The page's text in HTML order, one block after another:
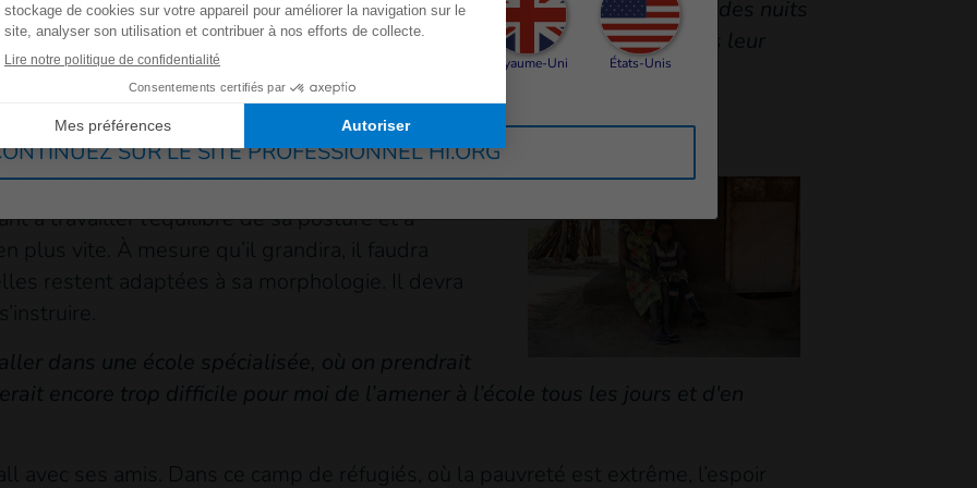
voisins. Cela me rend si heureuse ! À l’époque, je passais des jours et des nuits
mais aujourd’hui, je sais que tous mes enfants sont bien dans leur
mais lui et sa famille ne comptent pas s’arrêter en
à travailler l’équilibre de sa posture et à
plus vite. À mesure qu’il grandira, il faudra
restent adaptées à sa morphologie. Il devra
dans une école spécialisée, où on prendrait
encore trop difficile pour moi de l’amener à l’école tous les jours et d'en
avec ses amis. Dans ce camp de réfugiés, où la pauvreté est extrême, l’espoir
Allemagne France Royaume-Uni États-Unis
SUR LE SITE PROFESSIONNEL HI.ORG